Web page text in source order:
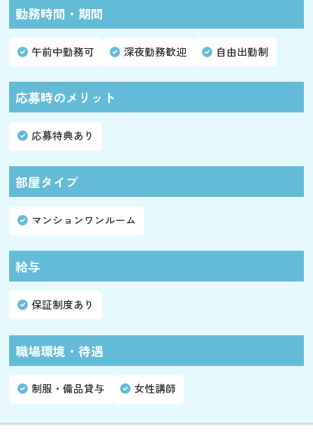
勤務時間・期間
午前中勤務可 深夜勤務歓迎 自由出勤制
応募時のメリット
応募特典あり
部屋タイプ
マンションワンルーム
給与
保証制度あり
職場環境・待遇
制服・備品貸与 女性講師